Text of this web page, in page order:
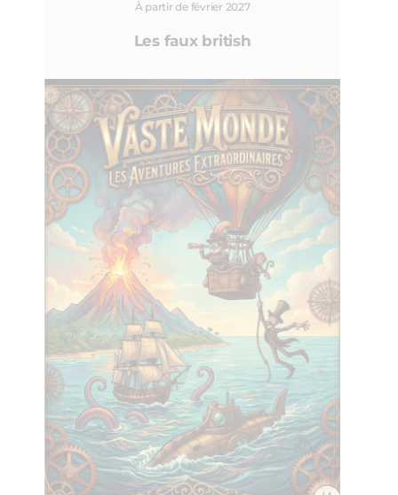
À partir de février 2027
Les faux british